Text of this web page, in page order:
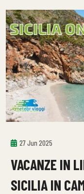
27 Jun 2025
VACANZE IN
SICILIA IN